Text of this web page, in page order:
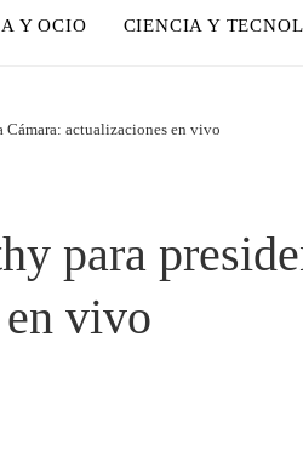
Y OCIO CIENCIA Y
actualizaciones en vivo
para
vivo